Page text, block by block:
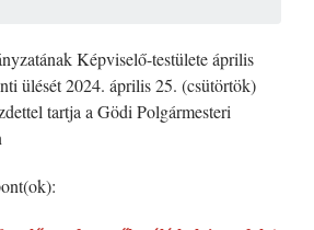
Képviselő-testülete április
ülését 2024. április 25. (csütörtök)
tartja a Gödi Polgármesteri